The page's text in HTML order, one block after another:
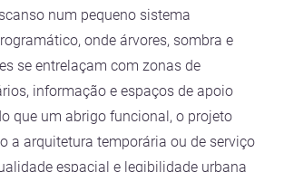
num pequeno sistema
onde árvores, sombra e
se entrelaçam com zonas de
informação e espaços de apoio
que um abrigo funcional, o projeto
a arquitetura temporária ou de serviço
espacial e legibilidade urbana